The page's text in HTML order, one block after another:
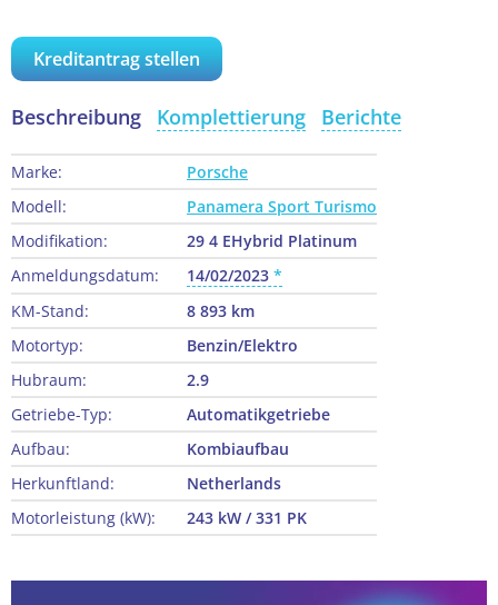
Kreditantrag stellen
Beschreibung Komplettierung Berichte
Marke:
Porsche
Modell:
Panamera Sport Turismo
Modifikation:
29 4 EHybrid Platinum
Anmeldungsdatum:
14/02/2023
KM-Stand:
8 893 km
Motortyp:
Benzin/Elektro
Hubraum:
2.9
Getriebe-Typ:
Automatikgetriebe
Aufbau:
Kombiaufbau
Herkunftland:
Netherlands
Motorleistung (kW):
243 kW / 331 PK